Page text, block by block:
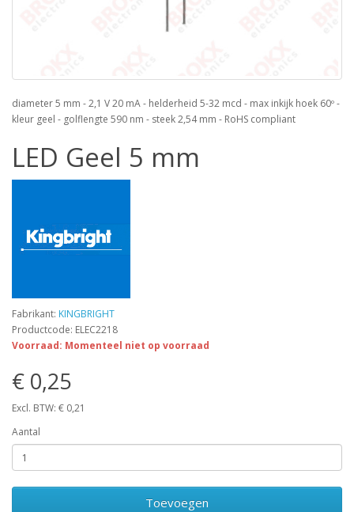
diameter 5 mm - 2,1 V 20 mA - helderheid 5-32 mcd - max inkijk hoek 60º -
kleur geel - golflengte 590 nm - steek 2,54 mm - RoHS compliant
LED Geel 5 mm
Fabrikant: KINGBRIGHT
Productcode: ELEC2218
Voorraad: Momenteel niet op voorraad
€ 0,25
Excl. BTW: € 0,21
Aantal
Toevoegen